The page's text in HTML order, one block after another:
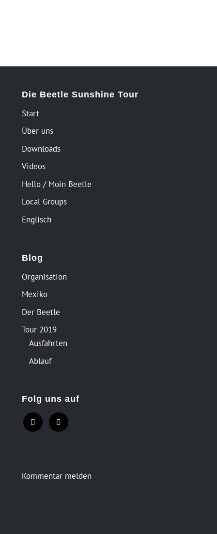
Die Beetle Sunshine Tour
Start
Über uns
Downloads
Videos
Hello / Moin Beetle
Local Groups
Englisch
Blog
Organisation
Mexiko
Der Beetle
Tour 2019
Ausfahrten
Ablauf
Folg uns auf
Kommentar melden